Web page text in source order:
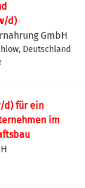
d)
GmbH
Deutschland
d) für ein
im